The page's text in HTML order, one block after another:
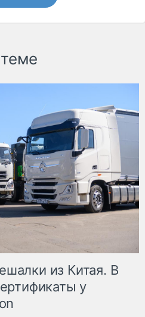
из Китая. В
у